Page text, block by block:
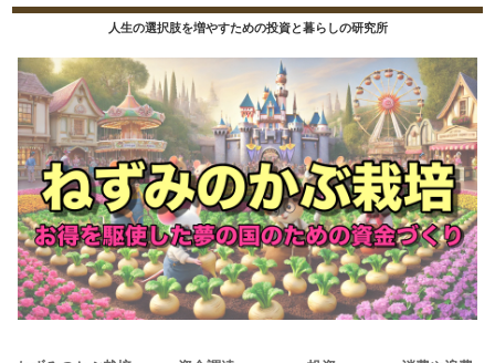
人生の選択肢を増やすための投資と暮らしの研究所